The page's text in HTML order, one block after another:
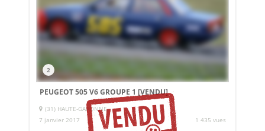
2
PEUGEOT 505 V6 GROUPE 1 [VENDU]
(31) HAUTE-GARONNE
7 janvier 2017
1 435 vues